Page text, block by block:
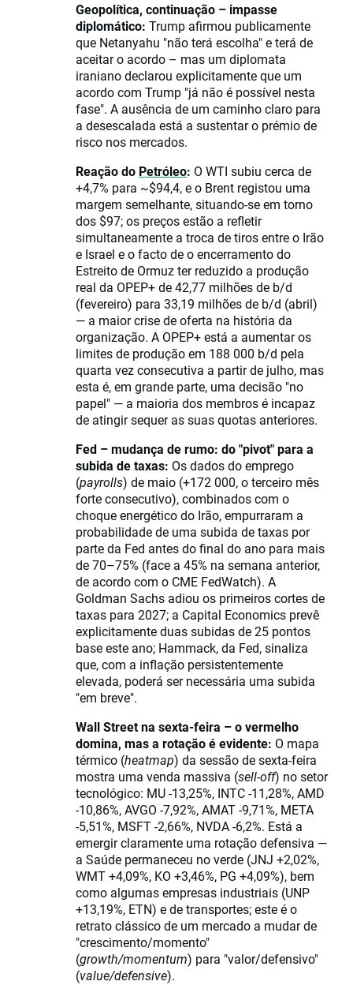
Geopolítica, continuação – impasse
diplomático: Trump afirmou publicamente
que Netanyahu "não terá escolha" e terá de
aceitar o acordo – mas um diplomata
iraniano declarou explicitamente que um
acordo com Trump "já não é possível nesta
fase". A ausência de um caminho claro para
a desescalada está a sustentar o prémio de
risco nos mercados.
Reação do Petróleo: O WTI subiu cerca de
+4,7% para ~$94,4, e o Brent registou uma
margem semelhante, situando-se em torno
dos $97; os preços estão a refletir
simultaneamente a troca de tiros entre o Irão
e Israel e o facto de o encerramento do
Estreito de Ormuz ter reduzido a produção
real da OPEP+ de 42,77 milhões de b/d
(fevereiro) para 33,19 milhões de b/d (abril)
— a maior crise de oferta na história da
organização. A OPEP+ está a aumentar os
limites de produção em 188 000 b/d pela
quarta vez consecutiva a partir de julho, mas
esta é, em grande parte, uma decisão "no
papel" — a maioria dos membros é incapaz
de atingir sequer as suas quotas anteriores.
Fed – mudança de rumo: do "pivot" para a
subida de taxas: Os dados do emprego
(payrolls) de maio (+172 000, o terceiro mês
forte consecutivo), combinados com o
choque energético do Irão, empurraram a
probabilidade de uma subida de taxas por
parte da Fed antes do final do ano para mais
de 70–75% (face a 45% na semana anterior,
de acordo com o CME FedWatch). A
Goldman Sachs adiou os primeiros cortes de
taxas para 2027; a Capital Economics prevê
explicitamente duas subidas de 25 pontos
base este ano; Hammack, da Fed, sinaliza
que, com a inflação persistentemente
elevada, poderá ser necessária uma subida
"em breve".
Wall Street na sexta-feira – o vermelho
domina, mas a rotação é evidente: O mapa
térmico (heatmap) da sessão de sexta-feira
mostra uma venda massiva (sell-off) no setor
tecnológico: MU -13,25%, INTC -11,28%, AMD
-10,86%, AVGO -7,92%, AMAT -9,71%, META
-5,51%, MSFT -2,66%, NVDA -6,2%. Está a
emergir claramente uma rotação defensiva —
a Saúde permaneceu no verde (JNJ +2,02%,
WMT +4,09%, KO +3,46%, PG +4,09%), bem
como algumas empresas industriais (UNP
+13,19%, ETN) e de transportes; este é o
retrato clássico de um mercado a mudar de
"crescimento/momento"
(growth/momentum) para "valor/defensivo"
(value/defensive).